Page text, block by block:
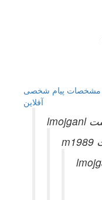
مشخصات پیام شخصی
آفلاين